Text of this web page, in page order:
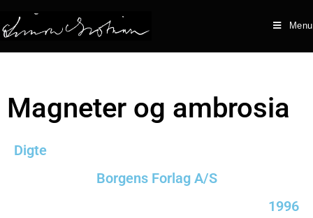
Menu
Magneter og ambrosia
Digte
Borgens Forlag A/S
1996